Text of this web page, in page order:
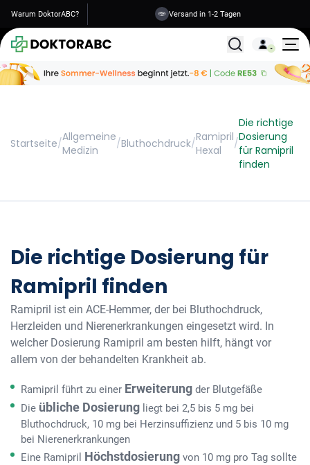
Warum DoktorABC? Versand in 1-2 Tagen
Alle
Startseite/Allgemeine
Medizin
/Bluthochdruck/Ramipril
Hexal
/
Die richtige
Dosierung
für Ramipril
finden
Die richtige Dosierung für
Ramipril finden
Ramipril ist ein ACE-Hemmer, der bei Bluthochdruck,
Herzleiden und Nierenerkrankungen eingesetzt wird. In
welcher Dosierung Ramipril am besten hilft, hängt vor
allem von der behandelten Krankheit ab.
Ramipril führt zu einer Erweiterung der Blutgefäße
Die übliche Dosierung liegt bei 2,5 bis 5 mg bei
Bluthochdruck, 10 mg bei Herzinsuffizienz und 5 bis 10 mg
bei Nierenerkrankungen
Eine Ramipril Höchstdosierung von 10 mg pro Tag sollte